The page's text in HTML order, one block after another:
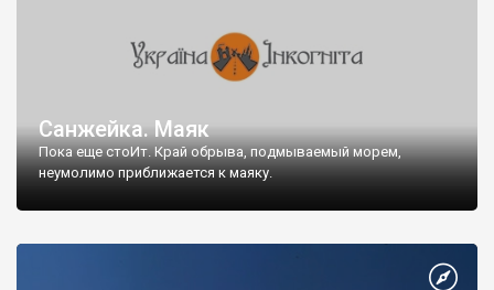
Санжейка. Маяк
Пока еще стоИт. Край обрыва, подмываемый морем,
неумолимо приближается к маяку.
старого маяка сохранилась только металическая табличка,